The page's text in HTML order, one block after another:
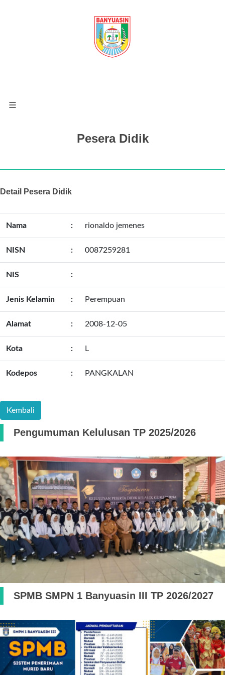
Pesera Didik
Pengumuman Kelulusan TP 2025/2026
Detail Pesera Didik
Nama : rionaldo jemenes
NISN : 0087259281
NIS :
Jenis Kelamin : Perempuan
Alamat : 2008-12-05
Kota : L
Kodepos : PANGKALAN
SPMB SMPN 1 Banyuasin III TP 2026/2027